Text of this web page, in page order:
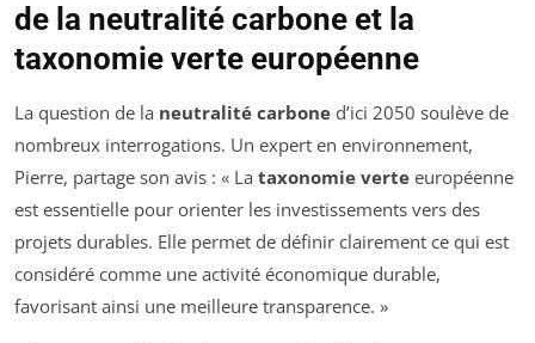
de la neutralité carbone et la
taxonomie verte européenne
La question de la neutralité carbone d’ici 2050 soulève de
nombreux interrogations. Un expert en environnement,
Pierre, partage son avis : « La taxonomie verte européenne
est essentielle pour orienter les investissements vers des
projets durables. Elle permet de définir clairement ce qui est
considéré comme une activité économique durable,
favorisant ainsi une meilleure transparence. »